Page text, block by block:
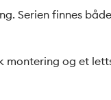
Serien finnes
og et